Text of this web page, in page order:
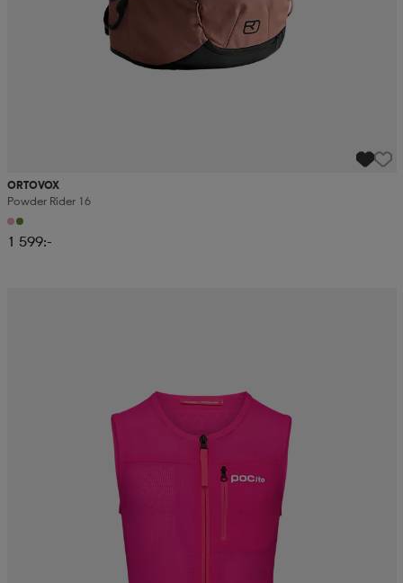
ORTOVOX
Powder Rider 16
1 599:-